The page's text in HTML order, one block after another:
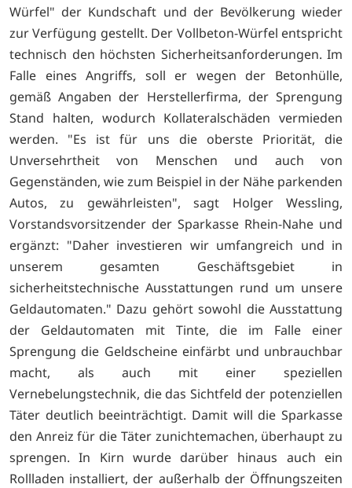
Würfel" der Kundschaft und der Bevölkerung wieder
zur Verfügung gestellt. Der Vollbeton-Würfel entspricht
technisch den höchsten Sicherheitsanforderungen. Im
Falle eines Angriffs, soll er wegen der Betonhülle,
gemäß Angaben der Herstellerfirma, der Sprengung
Stand halten, wodurch Kollateralschäden vermieden
werden. "Es ist für uns die oberste Priorität, die
Unversehrtheit von Menschen und auch von
Gegenständen, wie zum Beispiel in der Nähe parkenden
Autos, zu gewährleisten", sagt Holger Wessling,
Vorstandsvorsitzender der Sparkasse Rhein-Nahe und
ergänzt: "Daher investieren wir umfangreich und in
unserem gesamten Geschäftsgebiet in
sicherheitstechnische Ausstattungen rund um unsere
Geldautomaten." Dazu gehört sowohl die Ausstattung
der Geldautomaten mit Tinte, die im Falle einer
Sprengung die Geldscheine einfärbt und unbrauchbar
macht, als auch mit einer speziellen
Vernebelungstechnik, die das Sichtfeld der potenziellen
Täter deutlich beeinträchtigt. Damit will die Sparkasse
den Anreiz für die Täter zunichtemachen, überhaupt zu
sprengen. In Kirn wurde darüber hinaus auch ein
Rollladen installiert, der außerhalb der Öffnungszeiten